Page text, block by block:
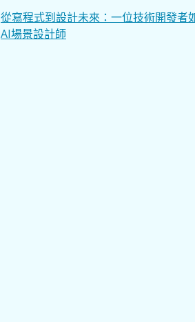
文
章
從寫程式到設計未來：一位技術開發者
AI場景設計師